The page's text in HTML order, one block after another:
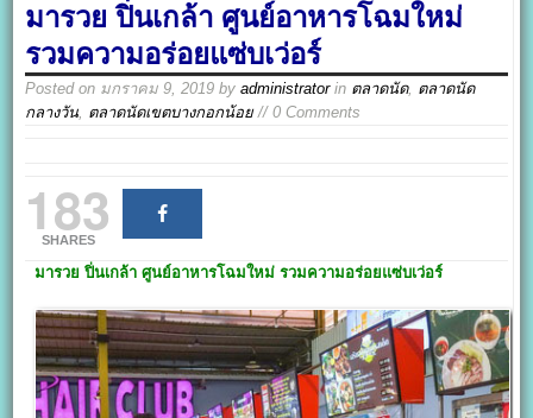
มารวย ปิ่นเกล้า ศูนย์อาหารโฉมใหม่
รวมความอร่อยแซ่บเว่อร์
Posted on มกราคม 9, 2019 byadministratorin ตลาดนัด, ตลาดนัด
กลางวัน, ตลาดนัดเขตบางกอกน้อย// 0 Comments
183
SHARES
มารวย ปิ่นเกล้า ศูนย์อาหารโฉมใหม่รวมความอร่อยแซ่บเว่อร์